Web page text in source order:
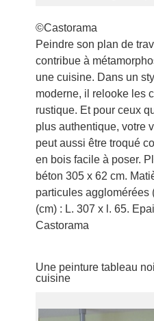
©Castorama
Peindre son plan de
contribue à
une cuisine. Dans un
moderne, il relooke les
rustique. Et pour ceux
plus authentique, votre
peut aussi être troqué
en bois facile à poser.
béton 305 x 62 cm.
particules agglomérées
(cm) : L. 307 x l. 65.
Castorama
Une peinture tableau
cuisine